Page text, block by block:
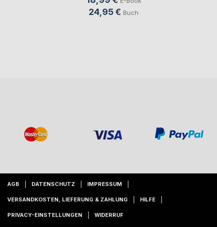
24,95 € Buch
AGB DATENSCHUTZ IMPRESSUM
VERSANDKOSTEN, LIEFERUNG & ZAHLUNG HILFE
PRIVACY-EINSTELLUNGEN WIDERRUF